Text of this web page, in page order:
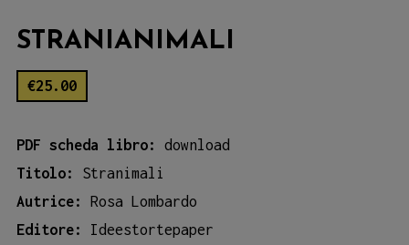
STRANIANIMALI
€25.00
PDF scheda libro: download
Titolo: Stranimali
Autrice: Rosa Lombardo
Editore: Ideestortepaper